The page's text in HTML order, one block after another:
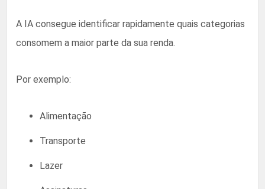
A IA consegue identificar rapidamente quais categorias
consomem a maior parte da sua renda.
Por exemplo:
Alimentação
Transporte
Lazer